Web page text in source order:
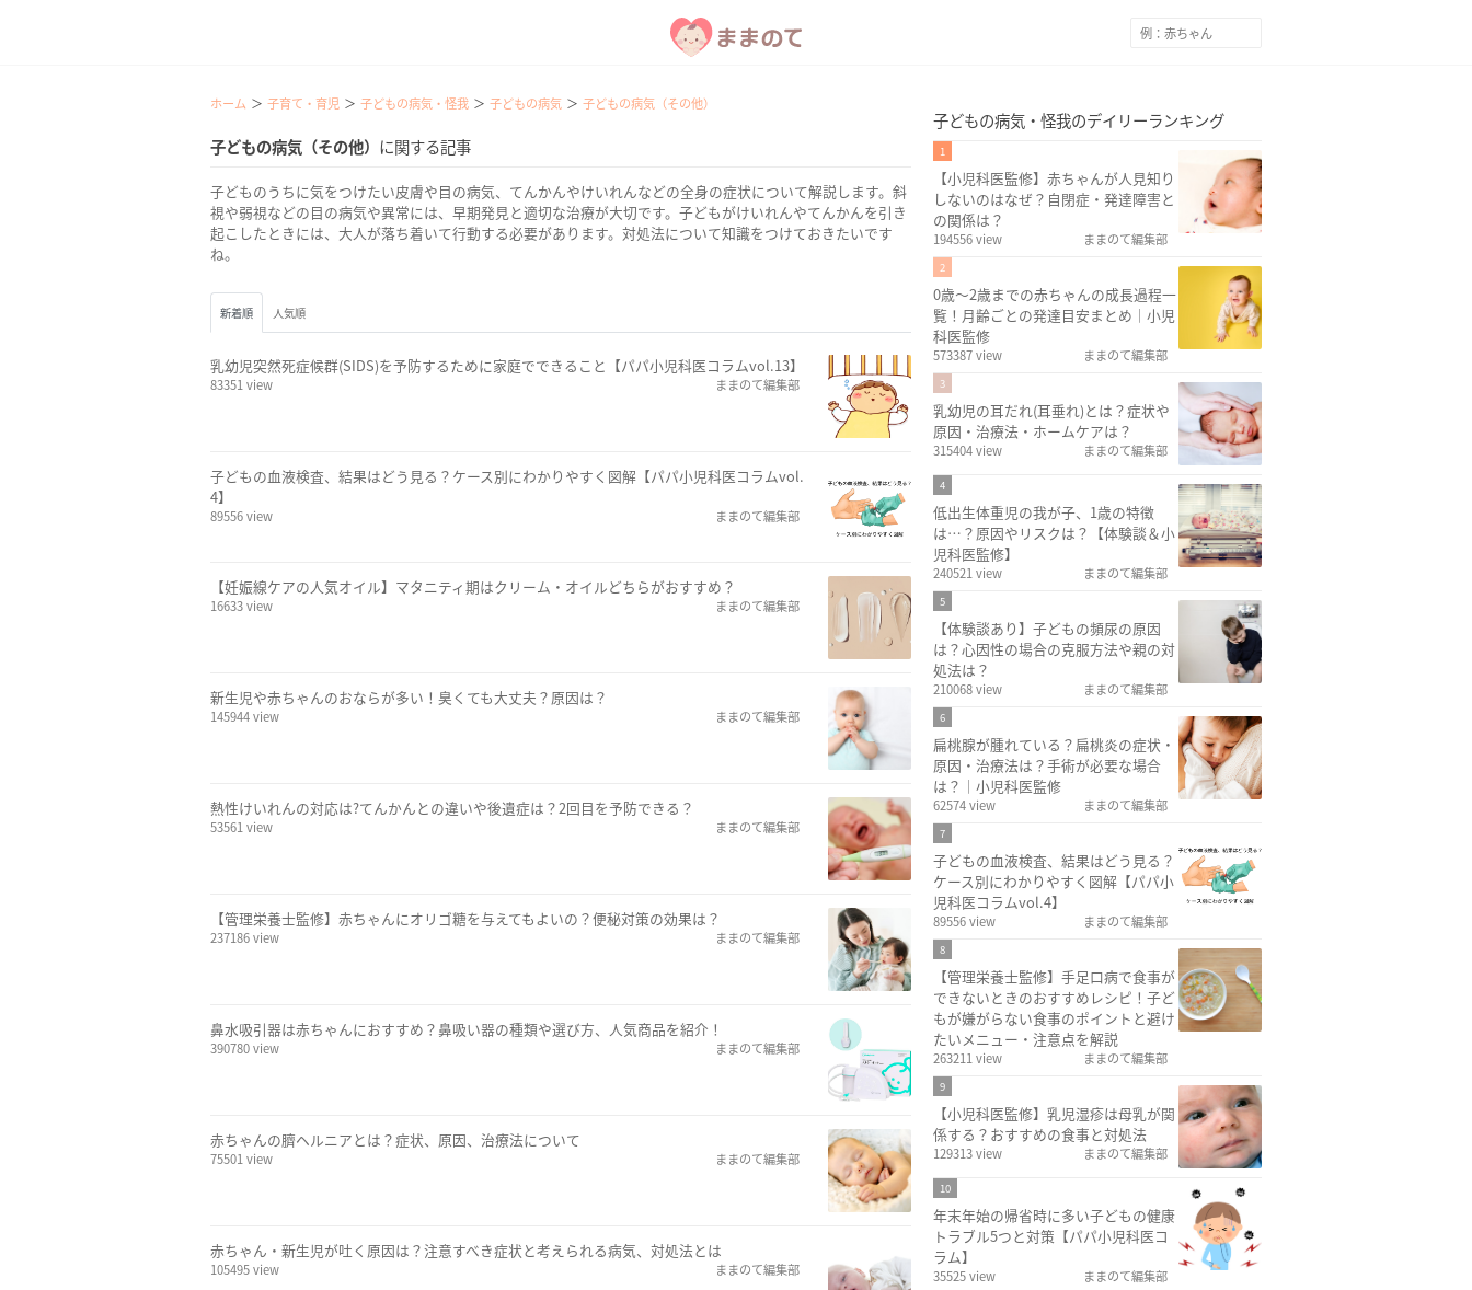
ホーム 子育て・育児 子どもの病気・怪我 子どもの病気 子どもの病気（その他）
子どもの病気（その他） に関する記事
子どものうちに気をつけたい皮膚や目の病気、てんかんやけいれんなどの全身の症状について解説します。斜
視や弱視などの目の病気や異常には、早期発見と適切な治療が大切です。子どもがけいれんやてんかんを引き
起こしたときには、大人が落ち着いて行動する必要があります。対処法について知識をつけておきたいです
ね。
新着順 人気順
乳幼児突然死症候群(SIDS)を予防するために家庭でできること【パパ小児科医コラムvol.13】
83351 view ままのて編集部
子どもの血液検査、結果はどう見る？ケース別にわかりやすく図解【パパ小児科医コラムvol.
4】
89556 view ままのて編集部
【妊娠線ケアの人気オイル】マタニティ期はクリーム・オイルどちらがおすすめ？
16633 view ままのて編集部
新生児や赤ちゃんのおならが多い！臭くても大丈夫？原因は？
145944 view ままのて編集部
熱性けいれんの対応は?てんかんとの違いや後遺症は？2回目を予防できる？
53561 view ままのて編集部
【管理栄養士監修】赤ちゃんにオリゴ糖を与えてもよいの？便秘対策の効果は？
237186 view ままのて編集部
鼻水吸引器は赤ちゃんにおすすめ？鼻吸い器の種類や選び方、人気商品を紹介！
390780 view ままのて編集部
赤ちゃんの臍ヘルニアとは？症状、原因、治療法について
75501 view ままのて編集部
赤ちゃん・新生児が吐く原因は？注意すべき症状と考えられる病気、対処法とは
105495 view ままのて編集部
子どもの病気・怪我のデイリーランキング
1
【小児科医監修】赤ちゃんが人見知り
しないのはなぜ？自閉症・発達障害と
の関係は？
194556 view ままのて編集部
2
0歳〜2歳までの赤ちゃんの成長過程一
覧！月齢ごとの発達目安まとめ｜小児
科医監修
573387 view ままのて編集部
3
乳幼児の耳だれ(耳垂れ)とは？症状や
原因・治療法・ホームケアは？
315404 view ままのて編集部
4
低出生体重児の我が子、1歳の特徴
は…？原因やリスクは？【体験談＆小
児科医監修】
240521 view ままのて編集部
5
【体験談あり】子どもの頻尿の原因
は？心因性の場合の克服方法や親の対
処法は？
210068 view ままのて編集部
6
扁桃腺が腫れている？扁桃炎の症状・
原因・治療法は？手術が必要な場合
は？｜小児科医監修
62574 view ままのて編集部
7
子どもの血液検査、結果はどう見る？
ケース別にわかりやすく図解【パパ小
児科医コラムvol.4】
89556 view ままのて編集部
8
【管理栄養士監修】手足口病で食事が
できないときのおすすめレシピ！子ど
もが嫌がらない食事のポイントと避け
たいメニュー・注意点を解説
263211 view ままのて編集部
9
【小児科医監修】乳児湿疹は母乳が関
係する？おすすめの食事と対処法
129313 view ままのて編集部
10
年末年始の帰省時に多い子どもの健康
トラブル5つと対策【パパ小児科医コ
ラム】
35525 view ままのて編集部